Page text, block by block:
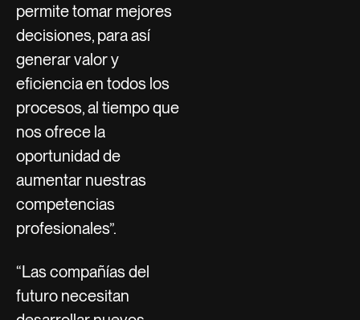
permite tomar mejores
decisiones, para así
generar valor y
eficiencia en todos los
procesos, al tiempo que
nos ofrece la
oportunidad de
aumentar nuestras
competencias
profesionales”.
“Las compañías del
futuro necesitan